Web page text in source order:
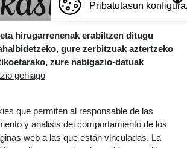
16 01400 Laudio.
946 726 737
Pribatutasun
hirugarrenenak erabiltzen ditugu
gure zerbitzuak aztertzeko
zure nabigazio-datuak
gehiago
que permiten al responsable de las
y análisis del comportamiento de los
web a las que están vinculadas. La